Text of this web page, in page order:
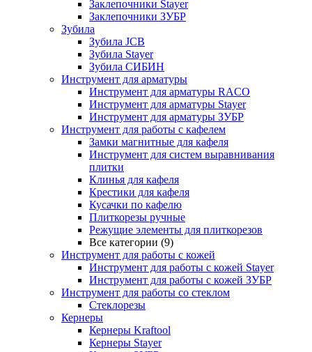
Заклепочники Stayer
Заклепочники ЗУБР
Зубила
Зубила JCB
Зубила Stayer
Зубила СИБИН
Инструмент для арматуры
Инструмент для арматуры RACO
Инструмент для арматуры Stayer
Инструмент для арматуры ЗУБР
Инструмент для работы с кафелем
Замки магнитные для кафеля
Инструмент для систем выравнивания
плитки
Клинья для кафеля
Крестики для кафеля
Кусачки по кафелю
Плиткорезы ручные
Режущие элементы для плиткорезов
Все категории (9)
Инструмент для работы с кожей
Инструмент для работы с кожей Stayer
Инструмент для работы с кожей ЗУБР
Инструмент для работы со стеклом
Стеклорезы
Кернеры
Кернеры Kraftool
Кернеры Stayer